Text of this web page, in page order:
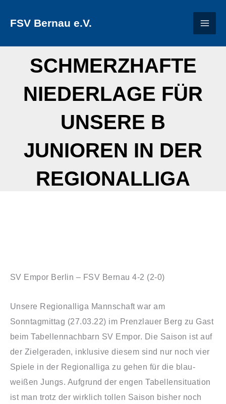
InhaltFSV Bernau e.V.
SCHMERZHAFTE
NIEDERLAGE FÜR
UNSERE B
JUNIOREN IN DER
REGIONALLIGA
SV Empor Berlin – FSV Bernau 4-2 (2-0)
Unsere Regionalliga Mannschaft war am
Sonntagmittag (27.03.22) im Prenzlauer Berg zu Gast
beim Tabellennachbarn SV Empor. Die Saison ist auf
der Zielgeraden, inklusive diesem sind nur noch vier
Spiele in der Regionalliga zu gehen für die blau-
weißen Jungs. Aufgrund der engen Tabellensituation
ist man trotz der wirklich tollen Saison bisher noch